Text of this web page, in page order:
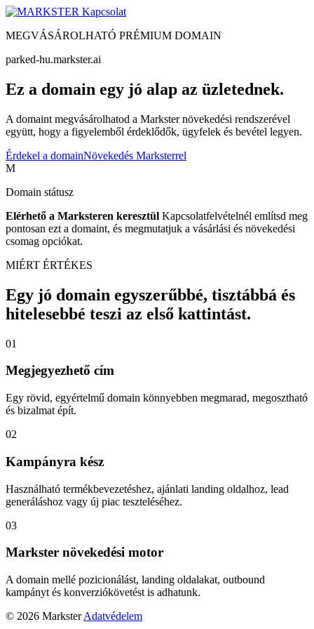
Kapcsolat
MEGVÁSÁROLHATÓ PRÉMIUM DOMAIN
parked-hu.markster.ai
Ez a domain egy jó alap az üzletednek.
A domaint megvásárolhatod a Markster növekedési rendszerével
együtt, hogy a figyelemből érdeklődők, ügyfelek és bevétel legyen.
Érdekel a domainNövekedés Marksterrel
M
Domain státusz
Elérhető a Marksteren keresztül Kapcsolatfelvételnél említsd meg
pontosan ezt a domaint, és megmutatjuk a vásárlási és növekedési
csomag opciókat.
MIÉRT ÉRTÉKES
Egy jó domain egyszerűbbé, tisztábbá és
hitelesebbé teszi az első kattintást.
01
Megjegyezhető cím
Egy rövid, egyértelmű domain könnyebben megmarad, megosztható
és bizalmat épít.
02
Kampányra kész
Használható termékbevezetéshez, ajánlati landing oldalhoz, lead
generáláshoz vagy új piac teszteléséhez.
03
Markster növekedési motor
A domain mellé pozicionálást, landing oldalakat, outbound
kampányt és konverziókövetést is adhatunk.
© 2026 Markster Adatvédelem